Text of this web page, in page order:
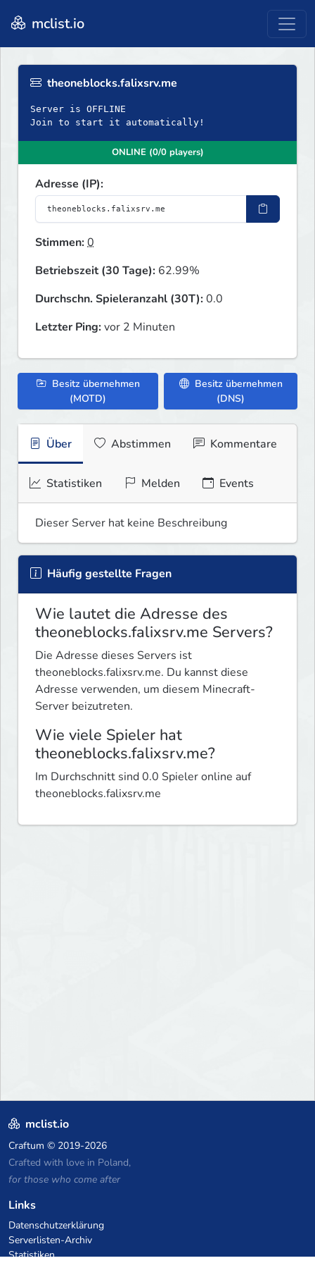
mclist.io
theoneblocks.falixsrv.me
Server is OFFLINE
Join to start it automatically!
ONLINE (0/0 players)
Adresse (IP):
Stimmen:0
Betriebszeit (30 Tage): 62.99%
Durchschn. Spieleranzahl (30T):0.0
Letzter Ping:vor 2 Minuten
Besitz übernehmen
(MOTD)
Besitz übernehmen
(DNS)
Über Abstimmen Kommentare
Statistiken Melden Events
Dieser Server hat keine Beschreibung
Häufig gestellte Fragen
Wie lautet die Adresse des
theoneblocks.falixsrv.me Servers?
Die Adresse dieses Servers ist
theoneblocks.falixsrv.me. Du kannst diese
Adresse verwenden, um diesem Minecraft-
Server beizutreten.
Wie viele Spieler hat
theoneblocks.falixsrv.me?
Im Durchschnitt sind 0.0 Spieler online auf
theoneblocks.falixsrv.me
mclist.io
Craftum © 2019-2026
Crafted with love in Poland,
for those who come after
Links
Datenschutzerklärung
Serverlisten-Archiv
Statistiken